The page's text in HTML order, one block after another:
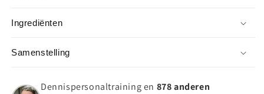
Ingrediënten
Samenstelling
Dennispersonaltraining en 878 anderen